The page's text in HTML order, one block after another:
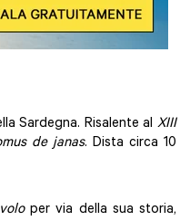
Sardegna. Risalente alXIII
de janas. Dista circa 10
per via della sua storia,